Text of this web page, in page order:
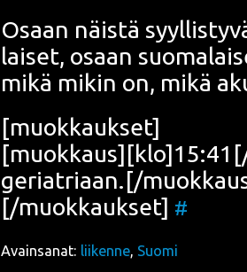
Osaan näis­tä
lai­set, osaan
mikä mikin on, mikä
[muok­kauk­set]
geriatriaan.[/
[/muokkaukset] #
Avainsanat: liikenne, Suomi